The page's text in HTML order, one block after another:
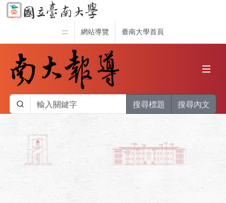
::: 網站導覽 臺南大學首頁
搜尋標題 搜尋內文